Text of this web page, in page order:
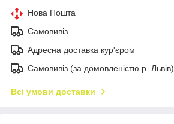
Нова Пошта
Самовивіз
Адресна доставка кур'єром
Самовивіз (за домовленістю р. Львів)
Всі умови доставки